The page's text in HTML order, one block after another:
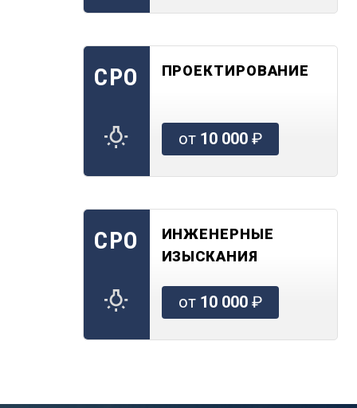
СРО ПРОЕКТИРОВАНИЕ
от 10 000₽
СРО
ИНЖЕНЕРНЫЕ
ИЗЫСКАНИЯ
от 10 000₽